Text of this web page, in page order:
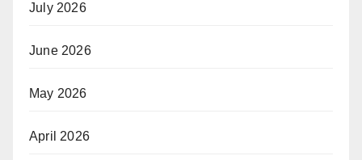
July 2026
June 2026
May 2026
April 2026